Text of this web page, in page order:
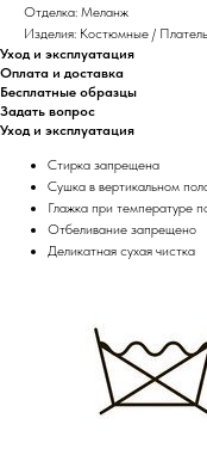
Отделка: Меланж
Изделия: Костюмные /
Уход и эксплуатация
Оплата и доставка
Бесплатные образцы
Задать вопрос
Уход и эксплуатация
Стирка запрещена
Сушка в вертикальном
Глажка при температуре
Отбеливание запрещено
Деликатная сухая чистка